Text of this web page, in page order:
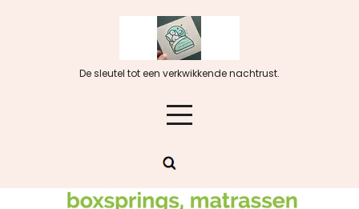
De sleutel tot een verkwikkende nachtrust.